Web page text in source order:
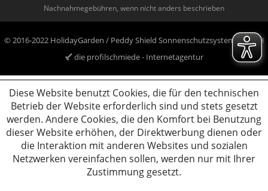
Nachnahmegebühren, wenn nicht anders beschrieben
© 2016-2022 HolidayGarden / Peddy Shield Sonnenschutzsysteme GmbH
die profilschmiede - Internetagentur
Diese Website benutzt Cookies, die für den technischen
Betrieb der Website erforderlich sind und stets gesetzt
werden. Andere Cookies, die den Komfort bei Benutzung
dieser Website erhöhen, der Direktwerbung dienen oder
die Interaktion mit anderen Websites und sozialen
Netzwerken vereinfachen sollen, werden nur mit Ihrer
Zustimmung gesetzt.